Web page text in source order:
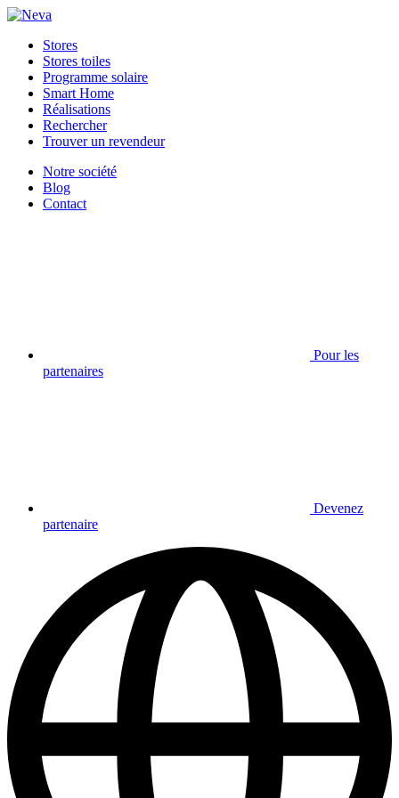
Stores
Stores toiles
Programme solaire
Smart Home
Réalisations
Rechercher
Trouver un revendeur
Notre société
Blog
Contact
Pour les
partenaires
Devenez
partenaire